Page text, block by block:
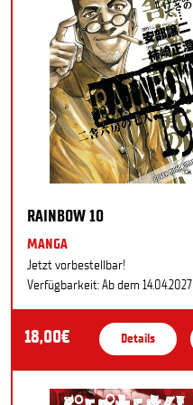
RAINBOW 10
MANGA
Jetzt vorbestellbar!
Verfügbarkeit: Ab dem 14.04.2027
18,00€ Details